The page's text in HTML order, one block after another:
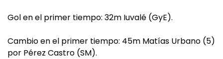
Gol en el primer tiempo: 32m Iuvalé (GyE).
Cambio en el primer tiempo: 45m Matías Urbano (5)
por Pérez Castro (SM).